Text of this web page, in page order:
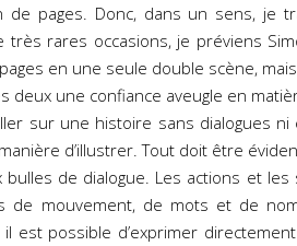
pages. Donc, dans un sens, je
rares occasions, je préviens
en une seule double scène,
deux une confiance aveugle en
sur une histoire sans dialogues
d’illustrer. Tout doit être
de dialogue. Les actions et
de mouvement, de mots et de
est possible d’exprimer